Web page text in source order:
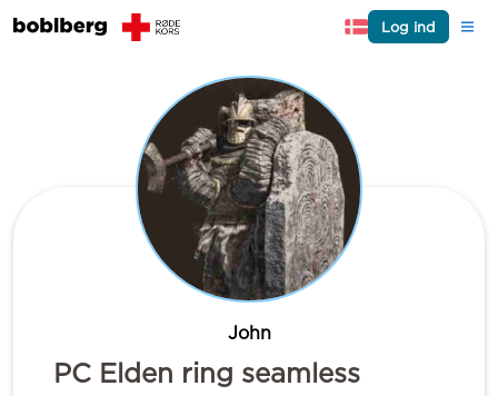
Log ind
John
PC Elden ring seamless